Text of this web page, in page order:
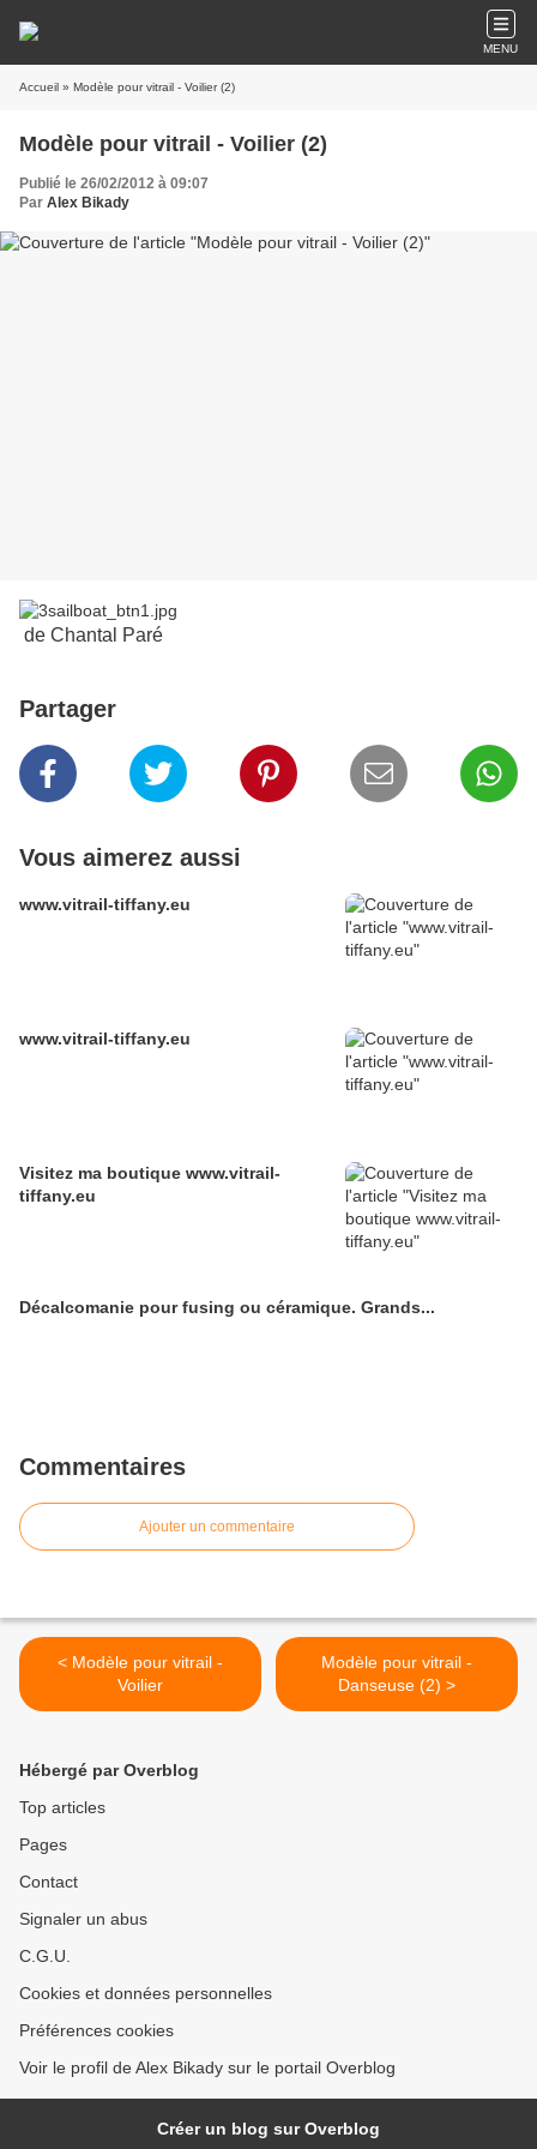
MENU
Accueil » Modèle pour vitrail - Voilier (2)
Modèle pour vitrail - Voilier (2)
Publié le 26/02/2012 à 09:07
Par Alex Bikady
de Chantal Paré
Partager
Vous aimerez aussi
www.vitrail-tiffany.eu
www.vitrail-tiffany.eu
Visitez ma boutique www.vitrail-
tiffany.eu
Décalcomanie pour fusing ou céramique. Grands...
Commentaires
Ajouter un commentaire
< Modèle pour vitrail -
Voilier
Modèle pour vitrail -
Danseuse (2) >
Hébergé par Overblog
Top articles
Pages
Contact
Signaler un abus
C.G.U.
Cookies et données personnelles
Préférences cookies
Voir le profil de Alex Bikady sur le portail Overblog
Créer un blog sur Overblog